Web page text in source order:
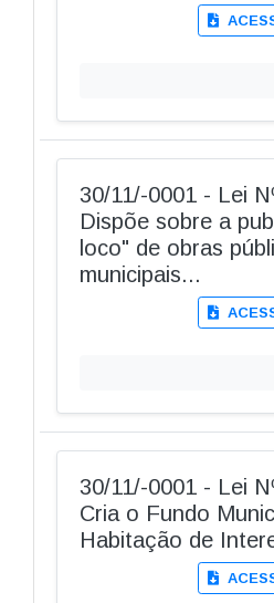
30/11/-0001 - Lei
Dispõe sobre a
loco" de obras
municipais...
30/11/-0001 - Lei
Cria o Fundo
Habitação de